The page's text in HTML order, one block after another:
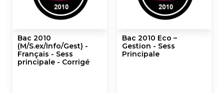
Bac 2010
(M/S.ex/Info/Gest) -
Français - Sess
principale - Corrigé
Bac 2010 Eco –
Gestion - Sess
Principale